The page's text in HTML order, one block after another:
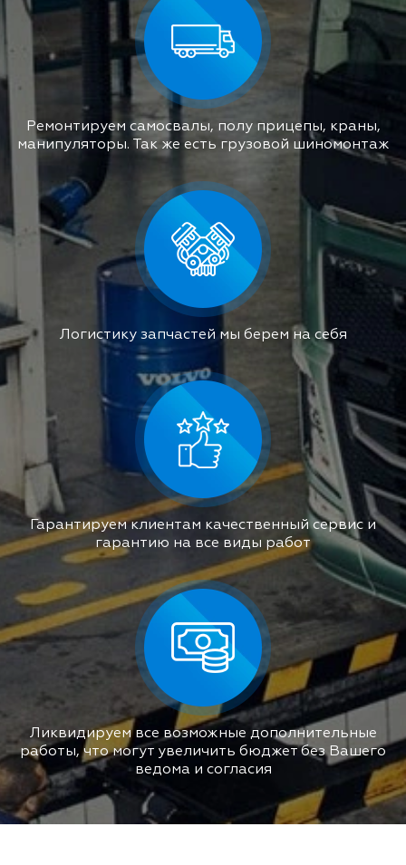
Ремонтируем самосвалы, полу прицепы, краны,
манипуляторы. Так же есть грузовой шиномонтаж
Логистику запчастей мы берем на себя
Гарантируем клиентам качественный сервис и
гарантию на все виды работ
Ликвидируем все возможные дополнительные
работы, что могут увеличить бюджет без Вашего
ведома и согласия